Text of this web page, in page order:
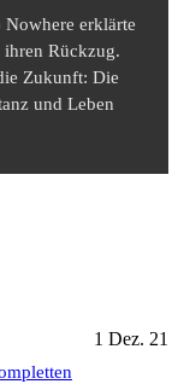
erklärte
Rückzug.
Zukunft: Die
und Leben
1 Dez. 21